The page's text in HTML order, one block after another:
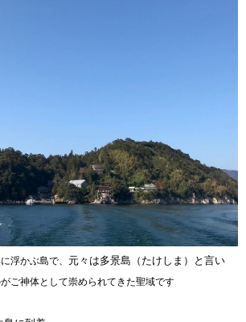
浮かぶ島で、 元々は多景島（たけしま）と言い
ご神体として崇められてきた聖域です